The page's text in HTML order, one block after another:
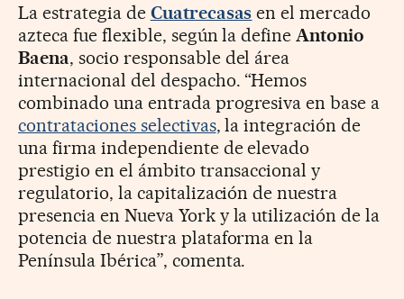
La estrategia de Cuatrecasas en el mercado
azteca fue flexible, según la define Antonio
Baena, socio responsable del área
internacional del despacho. “Hemos
combinado una entrada progresiva en base a
contrataciones selectivas, la integración de
una firma independiente de elevado
prestigio en el ámbito transaccional y
regulatorio, la capitalización de nuestra
presencia en Nueva York y la utilización de la
potencia de nuestra plataforma en la
Península Ibérica”, comenta.